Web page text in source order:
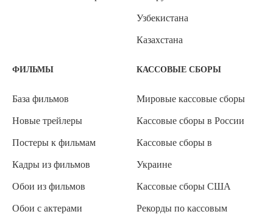
Узбекистана
Казахстана
ФИЛЬМЫ
База фильмов
Новые трейлеры
Постеры к фильмам
Кадры из фильмов
Обои из фильмов
Обои с актерами
КАССОВЫЕ СБОРЫ
Мировые кассовые сборы
Кассовые сборы в России
Кассовые сборы в
Украине
Кассовые сборы США
Рекорды по кассовым